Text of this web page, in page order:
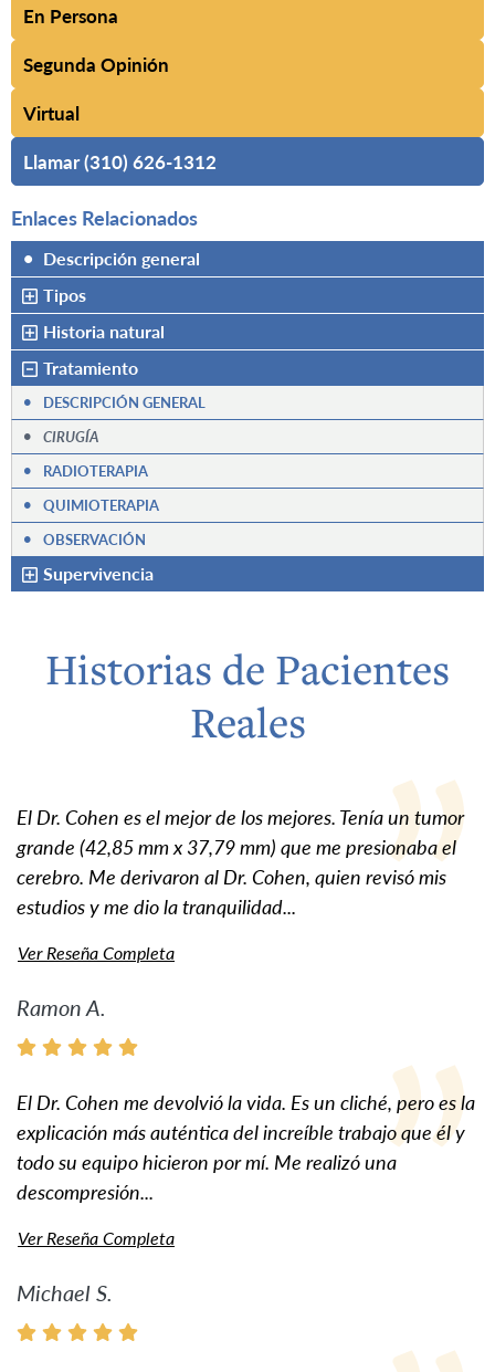
En Persona
Segunda Opinión
Virtual
Llamar (310) 626-1312
Enlaces Relacionados
• Descripción general
Tipos
Historia natural
Tratamiento
•
DESCRIPCIÓN GENERAL
• CIRUGÍA
•
RADIOTERAPIA
• QUIMIOTERAPIA
• OBSERVACIÓN
Supervivencia
Historias de Pacientes
Reales
El Dr. Cohen es el mejor de los mejores. Tenía un tumor
grande (42,85 mm x 37,79 mm) que me presionaba el
cerebro. Me derivaron al Dr. Cohen, quien revisó mis
estudios y me dio la tranquilidad...
Ver Reseña Completa
Ramon A.
El Dr. Cohen me devolvió la vida. Es un cliché, pero es la
explicación más auténtica del increíble trabajo que él y
todo su equipo hicieron por mí. Me realizó una
descompresión...
Ver Reseña Completa
Michael S.